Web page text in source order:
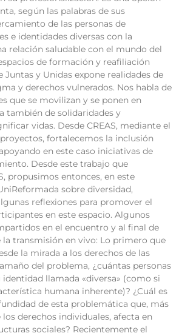
según las palabras de sus
de las personas de
e identidades diversas con la
relación saludable con el mundo del
de formación y reafiliación
Juntas y Unidas expone realidades de
y derechos vulnerados. Nos habla de
que se movilizan y se ponen en
también de solidaridades y
vidas. Desde CREAS, mediante el
fortalecemos la inclusión
en este caso iniciativas de
Desde este trabajo que
propusimos entonces, en este
sobre diversidad,
reflexiones para promover el
en este espacio. Algunos
en el encuentro y al final de
transmisión en vivo: Lo primero que
la mirada a los derechos de las
del problema, ¿cuántas personas
llamada «diversa» (como si
humana inherente)? ¿Cuál es
de esta problemática que, más
derechos individuales, afecta en
sociales? Recientemente el